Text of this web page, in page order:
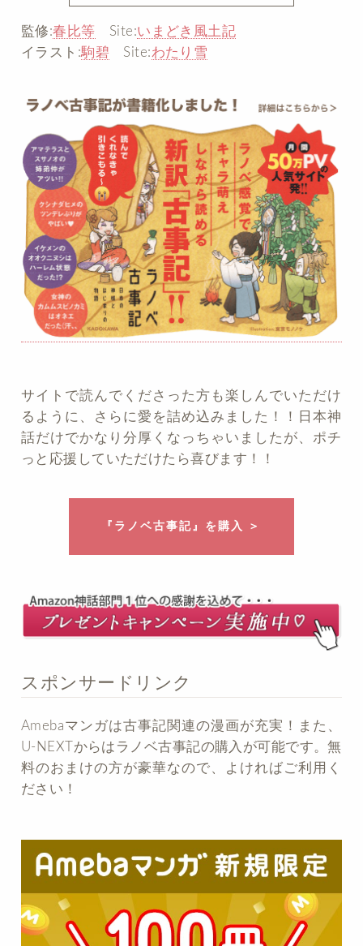
監修:春比等 Site:いまどき風土記
イラスト:駒碧 Site:わたり雪
サイトで読んでくださった方も楽しんでいただけ
るように、さらに愛を詰め込みました！！日本神
話だけでかなり分厚くなっちゃいましたが、ポチ
っと応援していただけたら喜びます！！
『ラノベ古事記』を購入 ＞
スポンサードリンク
Amebaマンガは古事記関連の漫画が充実！また、
U-NEXTからはラノベ古事記の購入が可能です。無
料のおまけの方が豪華なので、よければご利用く
ださい！